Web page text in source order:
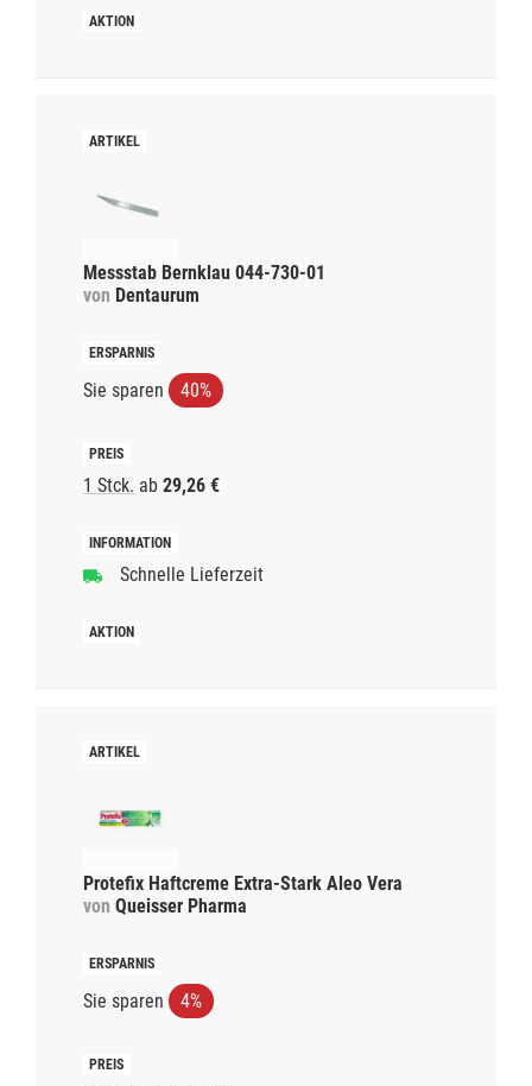
Messstab Bernklau 044-730-01
von Dentaurum
Sie sparen 40%
1 Stck. ab 29,26 €
Schnelle Lieferzeit
Protefix Haftcreme Extra-Stark Aleo Vera
von Queisser Pharma
Sie sparen 4%